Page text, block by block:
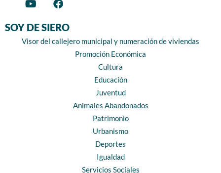
SOY DE SIERO
Visor del callejero municipal y numeración de viviendas
Promoción Económica
Cultura
Educación
Juventud
Animales Abandonados
Patrimonio
Urbanismo
Deportes
Igualdad
Servicios Sociales